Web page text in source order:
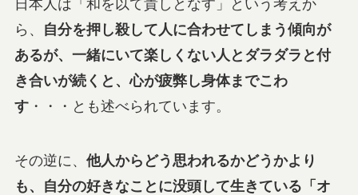
日本人は「和を以て貴しとなす」という考えか
ら、
自分を押し殺して人に合わせてしまう傾向が
あるが、一緒にいて楽しくない人とダラダラと付
き合いが続くと、心が疲弊し身体までこわ
す・・・とも述べられています。
その逆に、 他人からどう思われるかどうかより
も、自分の好きなことに没頭して生きている「オ